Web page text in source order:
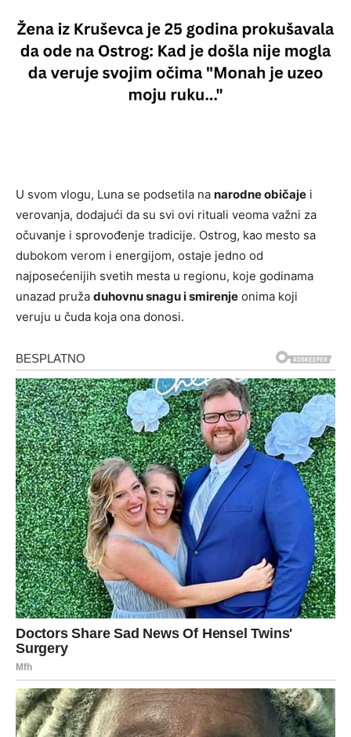
U svom vlogu, Luna se podsetila na narodne običaje i
verovanja, dodajući da su svi ovi rituali veoma važni za
očuvanje i sprovođenje tradicije. Ostrog, kao mesto sa
dubokom verom i energijom, ostaje jedno od
najposećenijih svetih mesta u regionu, koje godinama
unazad pruža duhovnu snagu i smirenje onima koji
veruju u čuda koja ona donosi.